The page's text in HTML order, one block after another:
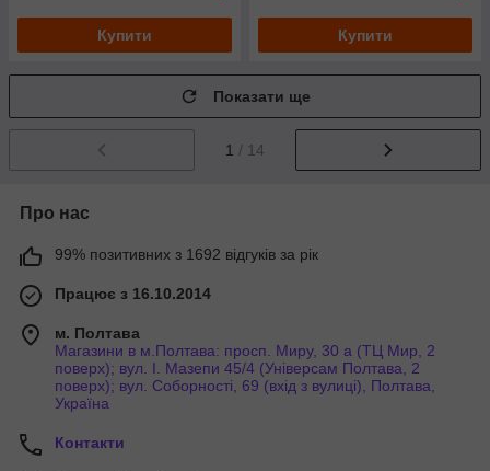
Купити Купити
Показати ще
1 / 14
Про нас
99% позитивних з 1692 відгуків за рік
Працює з 16.10.2014
м. Полтава
Магазини в м.Полтава: просп. Миру, 30 а (ТЦ Мир, 2
поверх); вул. І. Мазепи 45/4 (Універсам Полтава, 2
поверх); вул. Соборності, 69 (вхід з вулиці), Полтава,
Україна
Контакти